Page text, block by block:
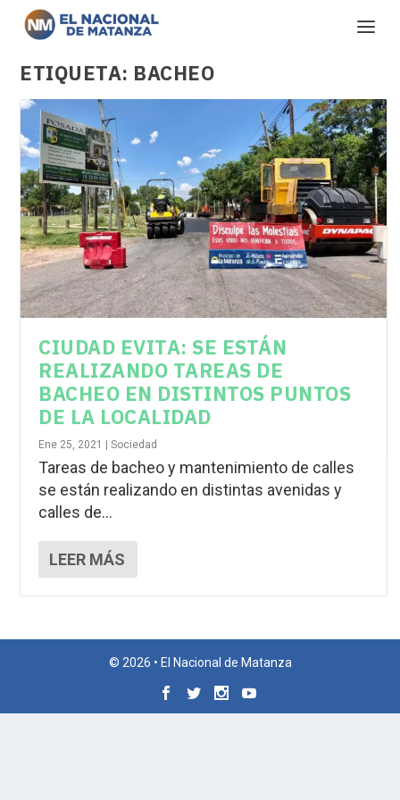
ETIQUETA: BACHEO
CIUDAD EVITA: SE ESTÁN
REALIZANDO TAREAS DE
BACHEO EN DISTINTOS PUNTOS
DE LA LOCALIDAD
Ene 25, 2021 |Sociedad
Tareas de bacheo y mantenimiento de calles
se están realizando en distintas avenidas y
calles de...
LEER MÁS
© 2026 • El Nacional de Matanza